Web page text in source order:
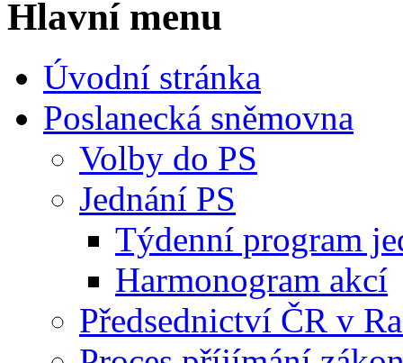
Hlavní menu
Úvodní stránka
Poslanecká sněmovna
Volby do PS
Jednání PS
Týdenní program
Harmonogram akcí
Předsednictví ČR v